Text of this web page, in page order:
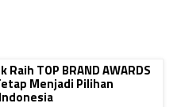
Raih TOP BRAND AWARDS
Menjadi Pilihan